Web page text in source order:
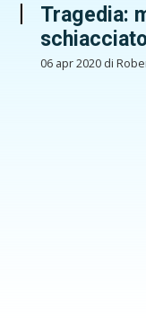
Tragedia:
06 apr 2020 di